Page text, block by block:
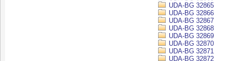
UDA-BG 32865
UDA-BG 32866
UDA-BG 32867
UDA-BG 32868
UDA-BG 32869
UDA-BG 32870
UDA-BG 32871
UDA-BG 32872